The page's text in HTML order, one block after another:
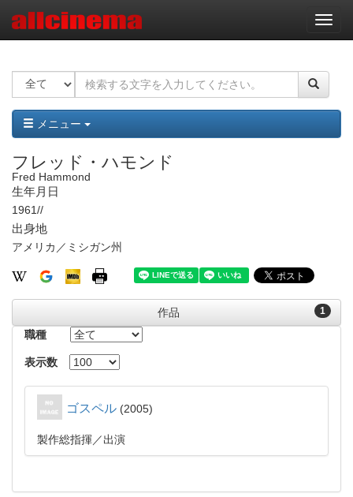
ナ
ビ
ー
ョ
ン
メニュー
フレッド・ハモンド
Fred Hammond
生年月日
1961//
出身地
アメリカ／ミシガン州
1
作品
職種
表示数
ゴスペル 2005
製作総指揮 出演